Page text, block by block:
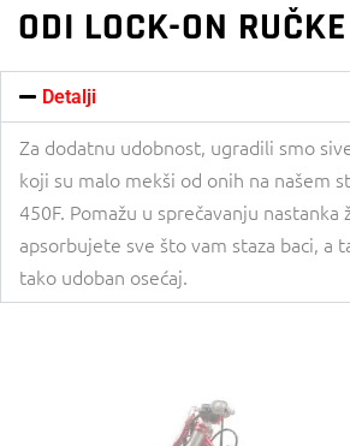
ODI LOCK-ON RUČKE
Detalji
Za dodatnu udobnost, ugradili smo
koji su malo mekši od onih na našem
450F. Pomažu u sprečavanju nastanka
apsorbujete sve što vam staza baci, a
tako udoban osećaj.